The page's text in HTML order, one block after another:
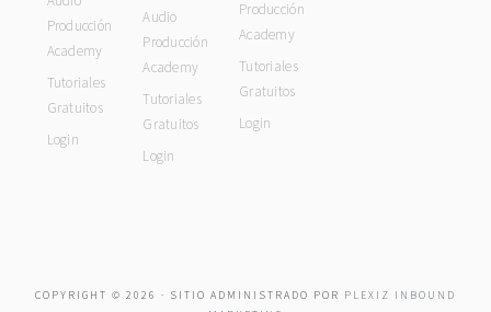
Producción
Academy
Tutoriales
Gratuitos
Login
Audio
Producción
Academy
Tutoriales
Gratuitos
Login
Producción
Academy
Tutoriales
Gratuitos
Login
COPYRIGHT © 2026 · SITIO ADMINISTRADO POR PLEXIZ INBOUND